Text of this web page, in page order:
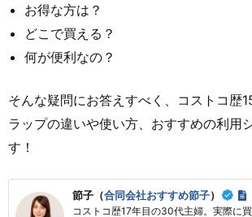
お得な方は？
どこで買える？
何が便利なの？
そんな疑問にお答えすべく、コストコ歴
ラップの違いや使い方、おすすめの利用
す！
節子（合同会社おすすめ節子）
コストコ歴17年目の30代主婦。実際に